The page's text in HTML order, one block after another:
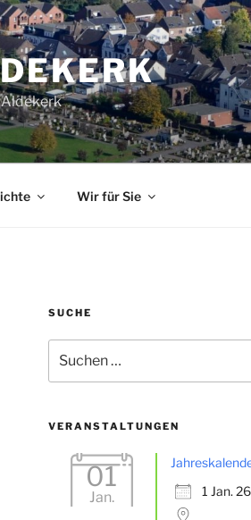
Aldekerk
Wir für Sie
SUCHE
nach:
VERANSTALTUNGEN
01
Jan.
1 Jan. 26